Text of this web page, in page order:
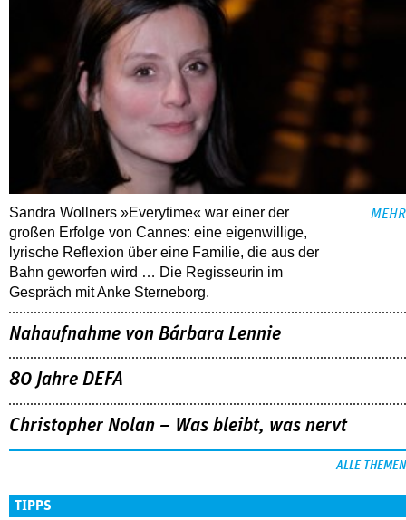
Sandra Wollners »Everytime« war einer der
großen Erfolge von Cannes: eine eigenwillige,
lyrische Reflexion über eine ­Familie, die aus der
Bahn geworfen wird … Die Regisseurin im
Gespräch mit Anke Sterneborg.
MEHR
Nahaufnahme von Bárbara Lennie
80 Jahre DEFA
Christopher Nolan – Was bleibt, was nervt
ALLE THEMEN
TIPPS